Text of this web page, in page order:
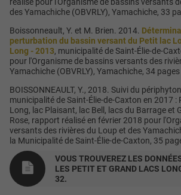
des Yamachiche (OBVRLY), Yamachiche, 33
Boissonneault, Y. et M. Brien. 2014.
perturbation du bassin versant du Petit lac
Long - 2013, municipalité deSaint-Élie-de-
pour l'Organisme de bassins versants des
Yamachiche (OBVRLY), Yamachiche, 34
BOISSONNEAULT, Y., 2018. Suivi du
municipalité de Saint-Élie-de-Caxton en 2017 :
Long, lac Plaisant, lac Bell, lacs du Barrage et
Rose, rapport réalisé en février 2018 pour
versants des rivières du Loup et des
la Municipalité de Saint-Élie-de-Caxton, 35
VOUS TROUVEREZ LES
LES PETIT ET GRAND LACS
32.